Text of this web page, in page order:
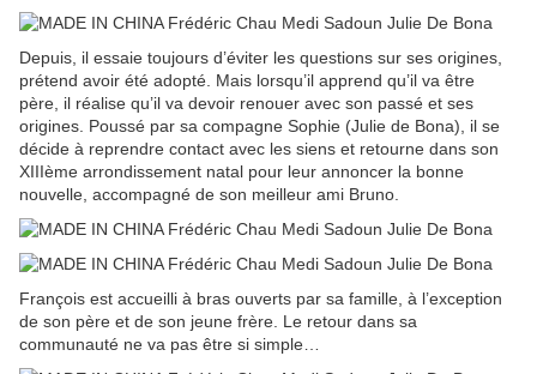
Depuis, il essaie toujours d’éviter les questions sur ses origines,
prétend avoir été adopté. Mais lorsqu’il apprend qu’il va être
père, il réalise qu’il va devoir renouer avec son passé et ses
origines. Poussé par sa compagne Sophie (Julie de Bona), il se
décide à reprendre contact avec les siens et retourne dans son
XIIIème arrondissement natal pour leur annoncer la bonne
nouvelle, accompagné de son meilleur ami Bruno.
François est accueilli à bras ouverts par sa famille, à l’exception
de son père et de son jeune frère. Le retour dans sa
communauté ne va pas être si simple…